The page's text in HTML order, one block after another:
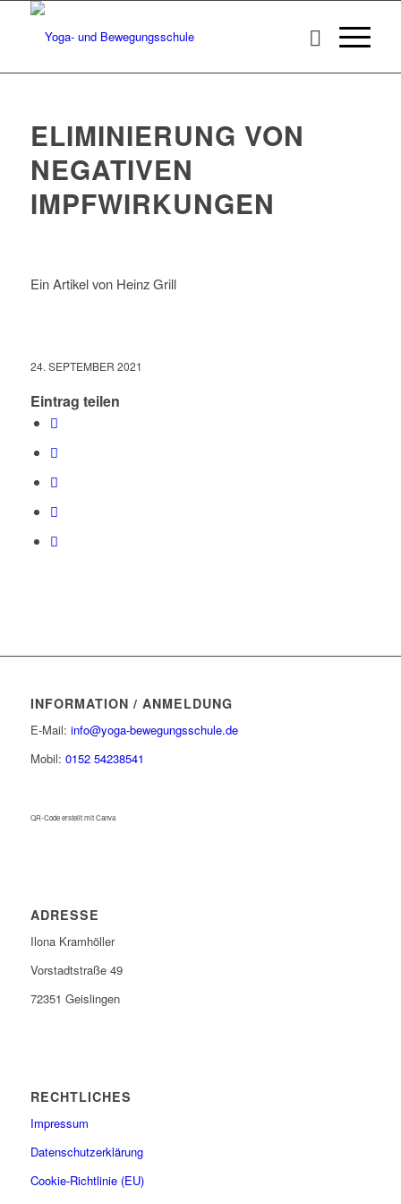
ELIMINIERUNG VON
NEGATIVEN
IMPFWIRKUNGEN
Ein Artikel von Heinz Grill
24. SEPTEMBER 2021
Eintrag teilen
INFORMATION / ANMELDUNG
E-Mail: info@yoga-bewegungsschule.de
Mobil: 0152 54238541
QR-Code erstellt mit Canva
ADRESSE
Ilona Kramhöller
Vorstadtstraße 49
72351 Geislingen
RECHTLICHES
Impressum
Datenschutzerklärung
Cookie-Richtlinie (EU)